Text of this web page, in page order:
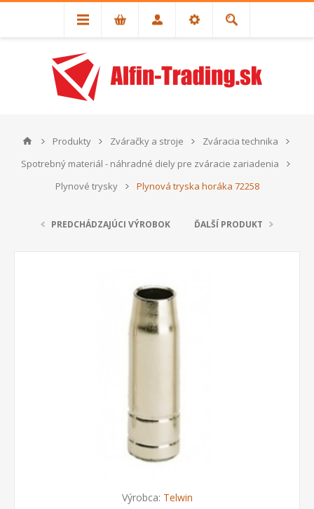
Produkty Zváračky a stroje
Zváracia technika
Spotrebný materiál - náhradné diely pre zváracie zariadenia
Plynové trysky
Plynová tryska horáka 72258
PREDCHÁDZAJÚCI VÝROBOK ĎALŠÍ PRODUKT
Výrobca: Telwin